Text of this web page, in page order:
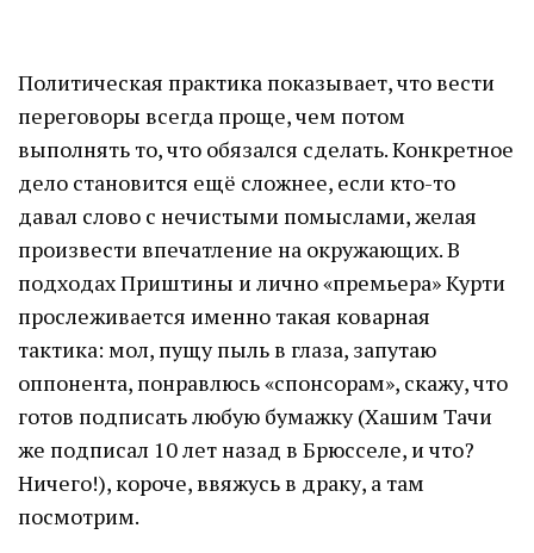
Политическая практика показывает, что вести
переговоры всегда проще, чем потом
выполнять то, что обязался сделать. Конкретное
дело становится ещё сложнее, если кто-то
давал слово с нечистыми помыслами, желая
произвести впечатление на окружающих. В
подходах Приштины и лично «премьера» Курти
прослеживается именно такая коварная
тактика: мол, пущу пыль в глаза, запутаю
оппонента, понравлюсь «спонсорам», скажу, что
готов подписать любую бумажку (Хашим Тачи
же подписал 10 лет назад в Брюсселе, и что?
Ничего!), короче, ввяжусь в драку, а там
посмотрим.